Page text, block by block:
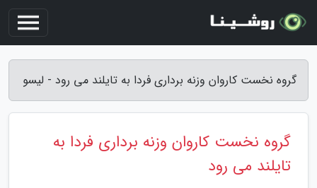
گروه نخست کاروان وزنه برداری فردا به تایلند می رود - لیسو
گروه نخست کاروان وزنه برداری فردا به
تایلند می رود